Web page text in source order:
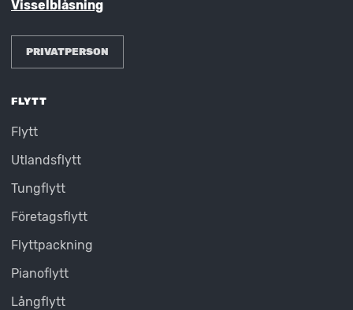
Visselblåsning
PRIVATPERSON
FLYTT
Flytt
Utlandsflytt
Tungflytt
Företagsflytt
Flyttpackning
Pianoflytt
Långflytt